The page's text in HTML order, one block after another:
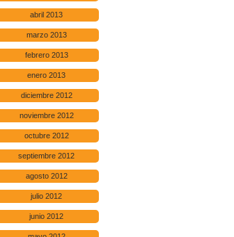
abril 2013
marzo 2013
febrero 2013
enero 2013
diciembre 2012
noviembre 2012
octubre 2012
septiembre 2012
agosto 2012
julio 2012
junio 2012